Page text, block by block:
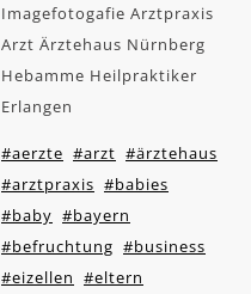
Imagefotogafie Arztpraxis
Arzt Ärztehaus Nürnberg
Hebamme Heilpraktiker
Erlangen
#aerzte #arzt #ärztehaus
#arztpraxis #babies
#baby #bayern
#befruchtung #business
#eizellen #eltern